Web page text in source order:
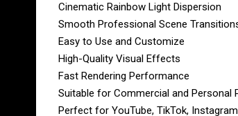
Cinematic Rainbow Light Dispersion
Smooth Professional Scene
Easy to Use and Customize
High-Quality Visual Effects
Fast Rendering Performance
Suitable for Commercial and Personal
Perfect for YouTube, TikTok,